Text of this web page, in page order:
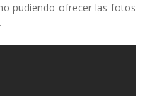
pudiendo ofrecer las fotos